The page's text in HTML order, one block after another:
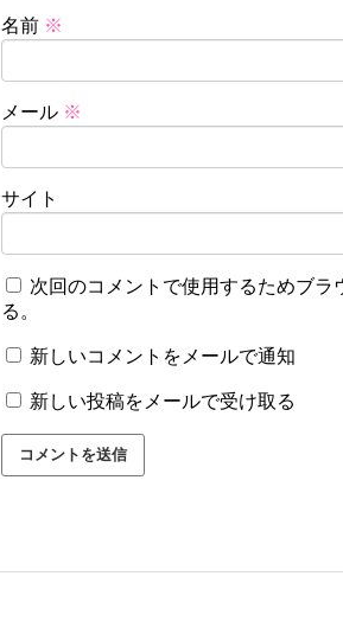
名前 ※
メール ※
サイト
次回のコメントで使用するためブ
る。
新しいコメントをメールで通知
新しい投稿をメールで受け取る